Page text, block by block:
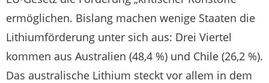
ermöglichen. Bislang machen wenige Staaten die
Lithiumförderung unter sich aus: Drei Viertel
kommen aus Australien (48,4 %) und Chile (26,2 %).
Das australische Lithium steckt vor allem in dem